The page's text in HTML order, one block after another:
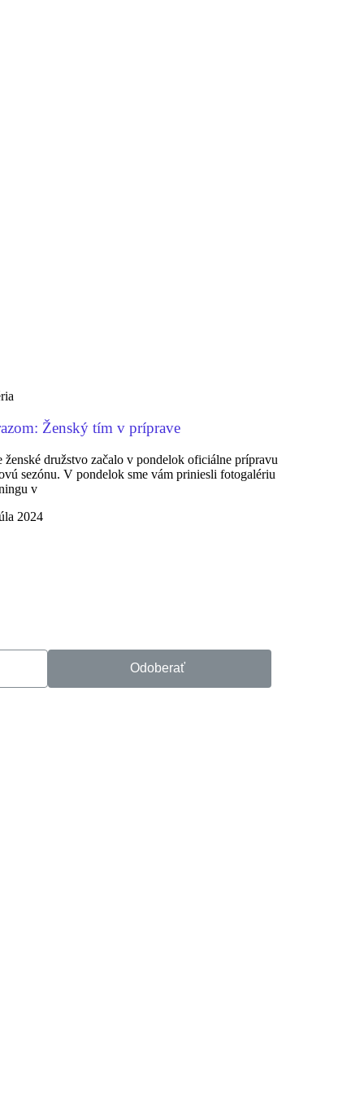
Ženský tím v príprave
ženské družstvo začalo v pondelok oficiálne prípravu
sezónu. V pondelok sme vám priniesli fotogalériu
v
2024
Odoberať